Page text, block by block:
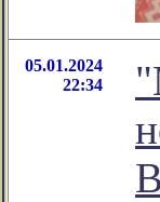
05.01.2024
22:34